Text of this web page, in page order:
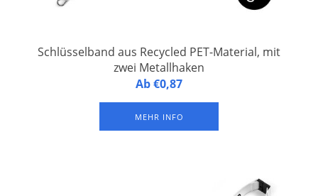
Schlüsselband aus Recycled PET-Material, mit
zwei Metallhaken
Personalisiertes Schlüsselband aus Recycled PET-Material,
Seiten.
Ab €0,87
MEHR INFO